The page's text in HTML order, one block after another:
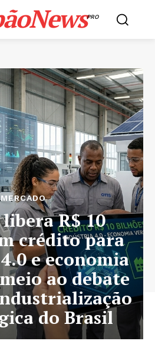
PRO
MERCADO
libera R$ 10
crédito para
e economia
ao debate
do Brasil